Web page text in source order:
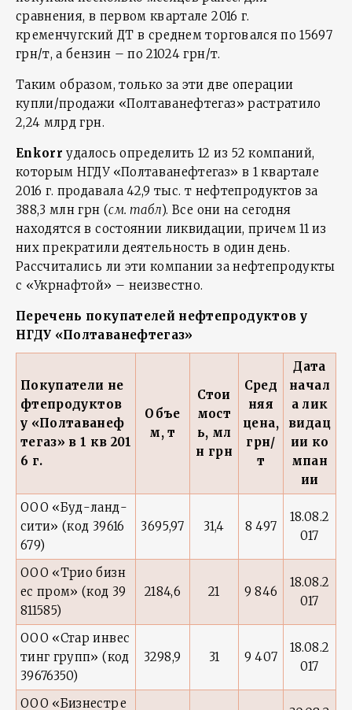
сравнения, в первом квартале 2016 г.
кременчугский ДТ в среднем торговался по 15697
грн/т, а бензин – по 21024 грн/т.
Таким образом, только за эти две операции
купли/продажи «Полтаванефтегаз» растратило
2,24 млрд грн.
Enkorr удалось определить 12 из 52 компаний,
которым НГДУ «Полтаванефтегаз» в 1 квартале
2016 г. продавала 42,9 тыс. т нефтепродуктов за
388,3 млн грн (см. табл). Все они на сегодня
находятся в состоянии ликвидации, причем 11 из
них прекратили деятельность в один день.
Рассчитались ли эти компании за нефтепродукты
с «Укрнафтой» – неизвестно.
Перечень покупателей нефтепродуктов у
НГДУ «Полтаванефтегаз»
Покупатели не
фтепродуктов
у «Полтаванеф
тегаз» в 1 кв 201
6 г.
Объе
м, т
Стои
мост
ь, мл
н грн
Сред
няя
цена,
грн/
т
Дата
начал
а лик
видац
ии ко
мпан
ии
ООО «Буд-ланд-
сити» (код 39616
679)
3695,97 31,4 8 497
18.08.2
017
ООО «Трио бизн
ес пром» (код 39
811585)
2184,6 21 9 846
18.08.2
017
ООО «Стар инвес
тинг групп» (код
39676350)
3298,9 31 9 407
18.08.2
017
ООО «Бизнестре